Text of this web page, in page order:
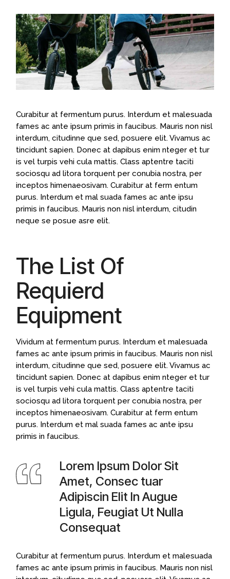
Curabitur at fermentum purus. Interdum et malesuada
fames ac ante ipsum primis in faucibus. Mauris non nisl
interdum, citudinne que sed, posuere elit. Vivamus ac
tincidunt sapien. Donec at dapibus enim nteger et tur
is vel turpis vehi cula mattis. Class aptentre taciti
sociosqu ad litora torquent per conubia nostra, per
inceptos himenaeosivam. Curabitur at ferm entum
purus. Interdum et mal suada fames ac ante ipsu
primis in faucibus. Mauris non nisl interdum, citudin
neque se posue asre elit.
The List Of
Requierd
Equipment
Vividum at fermentum purus. Interdum et malesuada
fames ac ante ipsum primis in faucibus. Mauris non nisl
interdum, citudinne que sed, posuere elit. Vivamus ac
tincidunt sapien. Donec at dapibus enim nteger et tur
is vel turpis vehi cula mattis. Class aptentre taciti
sociosqu ad litora torquent per conubia nostra, per
inceptos himenaeosivam. Curabitur at ferm entum
purus. Interdum et mal suada fames ac ante ipsu
primis in faucibus.
Lorem Ipsum Dolor Sit
Amet, Consec tuar
Adipiscin Elit In Augue
Ligula, Feugiat Ut Nulla
Consequat
Curabitur at fermentum purus. Interdum et malesuada
fames ac ante ipsum primis in faucibus. Mauris non nisl